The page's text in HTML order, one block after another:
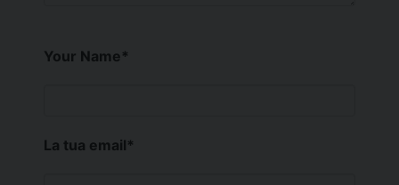
Your Name*
La tua email*